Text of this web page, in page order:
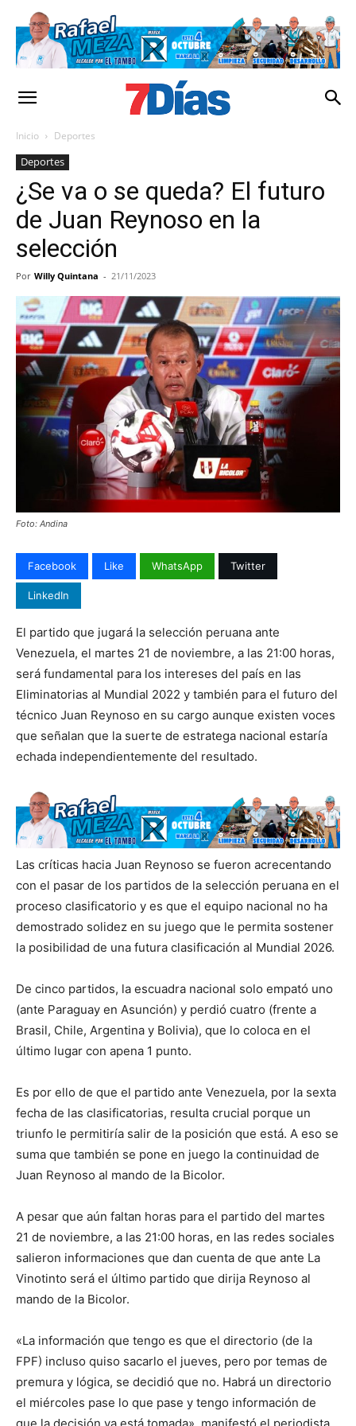
Inicio Deportes
Deportes
¿Se va o se queda? El futuro
de Juan Reynoso en la
selección
Por Willy Quintana - 21/11/2023
Foto: Andina
Facebook Like WhatsApp Twitter
LinkedIn
El partido que jugará la selección peruana ante
Venezuela, el martes 21 de noviembre, a las 21:00 horas,
será fundamental para los intereses del país en las
Eliminatorias al Mundial 2022 y también para el futuro del
técnico Juan Reynoso en su cargo aunque existen voces
que señalan que la suerte de estratega nacional estaría
echada independientemente del resultado.
Las críticas hacia Juan Reynoso se fueron acrecentando
con el pasar de los partidos de la selección peruana en el
proceso clasificatorio y es que el equipo nacional no ha
demostrado solidez en su juego que le permita sostener
la posibilidad de una futura clasificación al Mundial 2026.
De cinco partidos, la escuadra nacional solo empató uno
(ante Paraguay en Asunción) y perdió cuatro (frente a
Brasil, Chile, Argentina y Bolivia), que lo coloca en el
último lugar con apena 1 punto.
Es por ello de que el partido ante Venezuela, por la sexta
fecha de las clasificatorias, resulta crucial porque un
triunfo le permitiría salir de la posición que está. A eso se
suma que también se pone en juego la continuidad de
Juan Reynoso al mando de la Bicolor.
A pesar que aún faltan horas para el partido del martes
21 de noviembre, a las 21:00 horas, en las redes sociales
salieron informaciones que dan cuenta de que ante La
Vinotinto será el último partido que dirija Reynoso al
mando de la Bicolor.
«La información que tengo es que el directorio (de la
FPF) incluso quiso sacarlo el jueves, pero por temas de
premura y lógica, se decidió que no. Habrá un directorio
el miércoles pase lo que pase y tengo información de
que la decisión ya está tomada», manifestó el periodista